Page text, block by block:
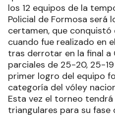
los 12 equipos de la
Policial de Formosa será
certamen, que
cuando fue realizado en
tras derrotar en la final a
parciales de 25-20, 25-
primer logro del equipo
categoría del vóley
Esta vez el torneo
triangulares para su fase